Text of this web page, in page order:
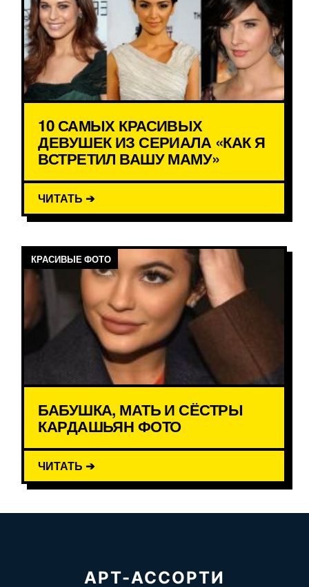
10 САМЫХ КРАСИВЫХ
ДЕВУШЕК ИЗ СЕРИАЛА «КАК Я
ВСТРЕТИЛ ВАШУ МАМУ»
ЧИТАТЬ ➔
КРАСИВЫЕ ФОТО
БАБУШКА, МАТЬ И СЁСТРЫ
КАРДАШЬЯН ФОТО
ЧИТАТЬ ➔
АРТ-АССОРТИ